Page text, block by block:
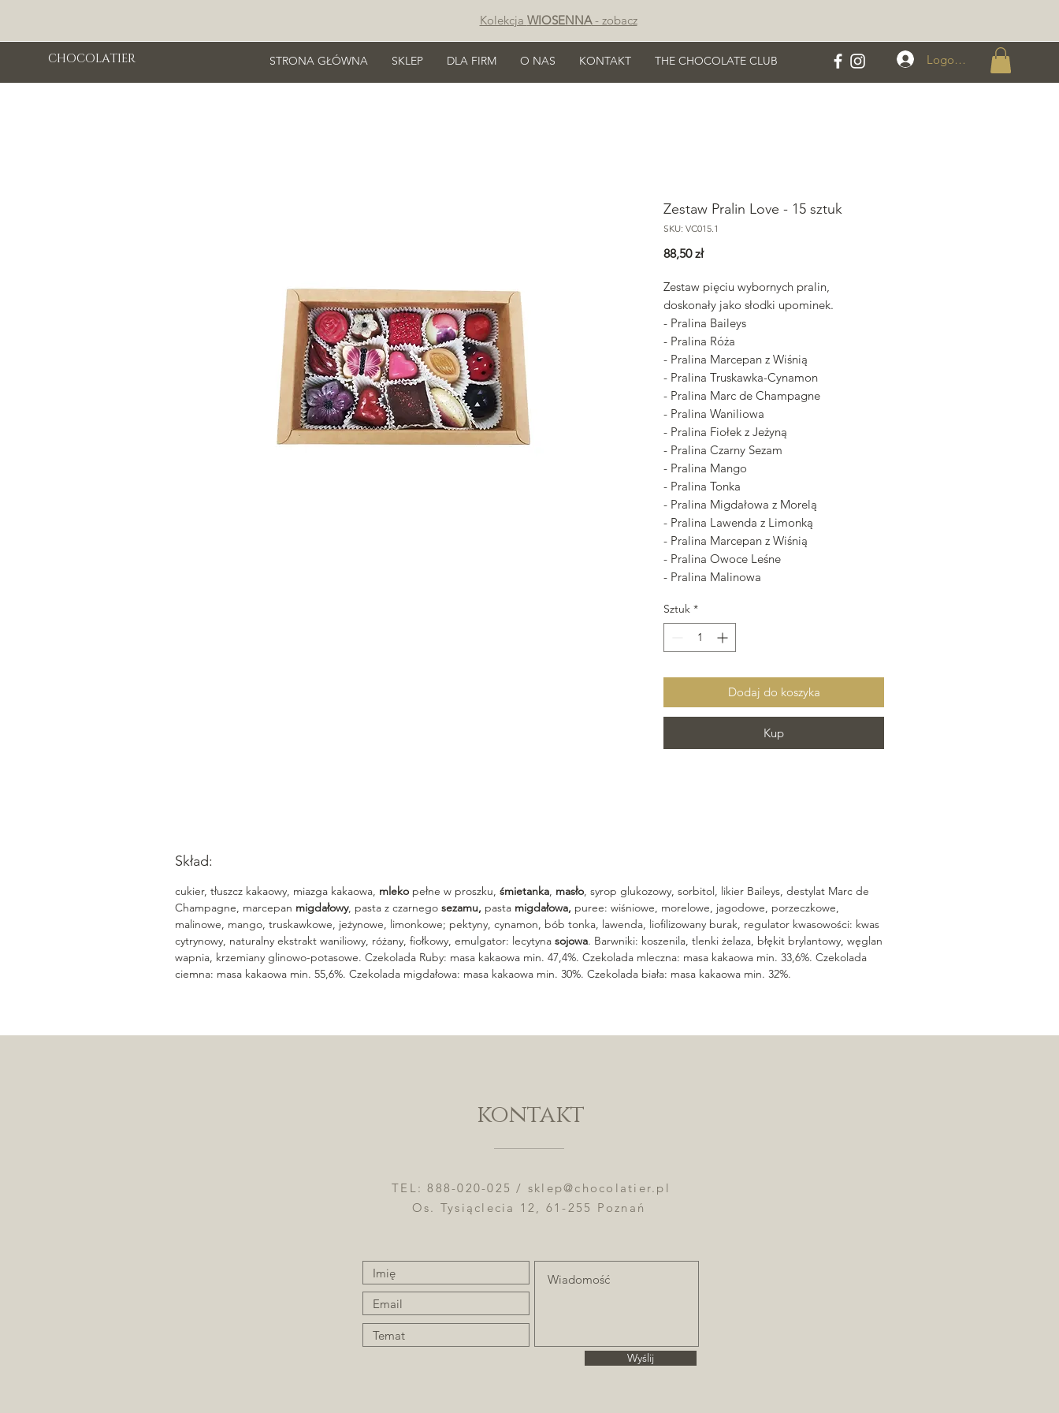
Kolekcja WIOSENNA- zobacz
CHOCOLATIER Logowanie
STRONA GŁÓWNA SKLEP DLA FIRM O NAS KONTAKT THE CHOCOLATE CLUB
Zestaw Pralin Love - 15 sztuk
SKU: VC015.1
88,50 złCena
Zestaw pięciu wybornych pralin,
doskonały jako słodki upominek.
- Pralina Baileys
- Pralina Róża
- Pralina Marcepan z Wiśnią
- Pralina Truskawka-Cynamon
- Pralina Marc de Champagne
- Pralina Waniliowa
- Pralina Fiołek z Jeżyną
- Pralina Czarny Sezam
- Pralina Mango
- Pralina Tonka
- Pralina Migdałowa z Morelą
- Pralina Lawenda z Limonką
- Pralina Marcepan z Wiśnią
- Pralina Owoce Leśne
- Pralina Malinowa
Sztuk *
Dodaj do koszyka
Kup
Skład:
cukier, tłuszcz kakaowy, miazga kakaowa, mleko pełne w proszku, śmietanka, masło, syrop glukozowy, sorbitol, likier Baileys, destylat Marc de
Champagne, marcepan migdałowy, pasta z czarnego sezamu, pasta migdałowa, puree: wiśniowe, morelowe, jagodowe, porzeczkowe,
malinowe, mango, truskawkowe, jeżynowe, limonkowe; pektyny, cynamon, bób tonka, lawenda, liofilizowany burak, regulator kwasowości: kwas
cytrynowy, naturalny ekstrakt waniliowy, różany, fiołkowy, emulgator: lecytyna sojowa. Barwniki: koszenila, tlenki żelaza, błękit brylantowy, węglan
wapnia, krzemiany glinowo-potasowe. Czekolada Ruby: masa kakaowa min. 47,4%. Czekolada mleczna: masa kakaowa min. 33,6%. Czekolada
ciemna: masa kakaowa min. 55,6%. Czekolada migdałowa: masa kakaowa min. 30%. Czekolada biała: masa kakaowa min. 32%.
kontakt
TEL: 888-020-025 / sklep@chocolatier.pl
Os. Tysiąclecia 12, 61-255 Poznań
Wyślij